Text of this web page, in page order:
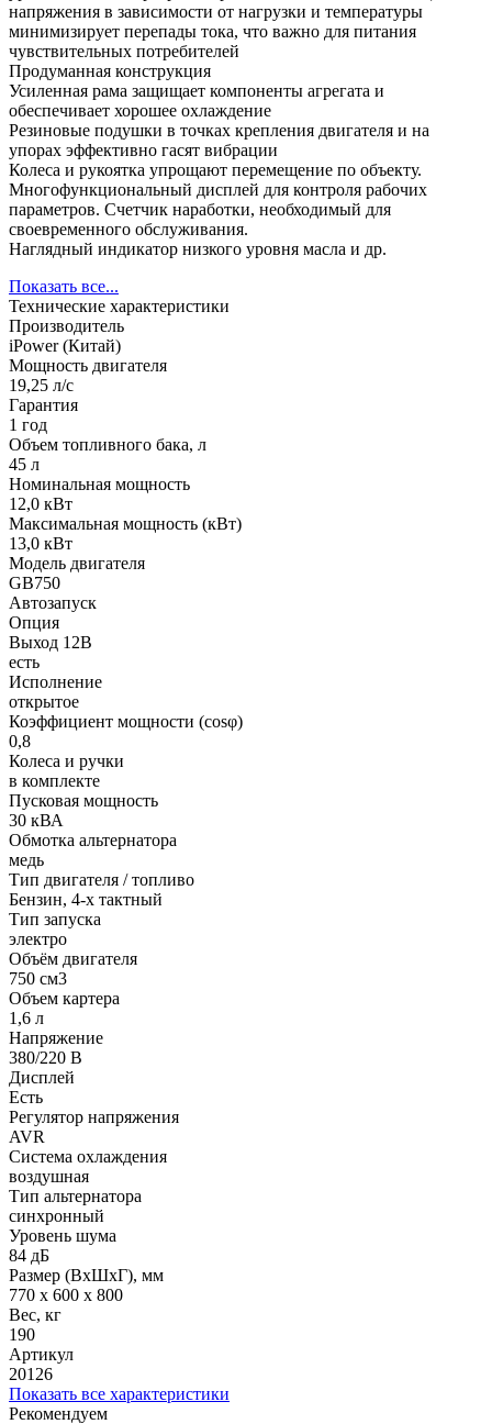
напряжения в зависимости от нагрузки и температуры
минимизирует перепады тока, что важно для питания
чувствительных потребителей
Продуманная конструкция
Усиленная рама защищает компоненты агрегата и
обеспечивает хорошее охлаждение
Резиновые подушки в точках крепления двигателя и на
упорах эффективно гасят вибрации
Колеса и рукоятка упрощают перемещение по объекту.
Многофункциональный дисплей для контроля рабочих
параметров. Счетчик наработки, необходимый для
своевременного обслуживания.
Наглядный индикатор низкого уровня масла и др.
Показать все...
Технические характеристики
Производитель
iPower (Китай)
Мощность двигателя
19,25 л/с
Гарантия
1 год
Объем топливного бака, л
45 л
Номинальная мощность
12,0 кВт
Максимальная мощность (кВт)
13,0 кВт
Модель двигателя
GB750
Автозапуск
Опция
Выход 12В
есть
Исполнение
открытое
Коэффициент мощности (cosφ)
0,8
Колеса и ручки
в комплекте
Пусковая мощность
30 кВА
Обмотка альтернатора
медь
Тип двигателя / топливо
Бензин, 4-х тактный
Тип запуска
электро
Объём двигателя
750 см3
Объем картера
1,6 л
Напряжение
380/220 В
Дисплей
Есть
Регулятор напряжения
AVR
Система охлаждения
воздушная
Тип альтернатора
синхронный
Уровень шума
84 дБ
Размер (ВхШхГ), мм
770 x 600 x 800
Вес, кг
190
Артикул
20126
Показать все характеристики
Рекомендуем